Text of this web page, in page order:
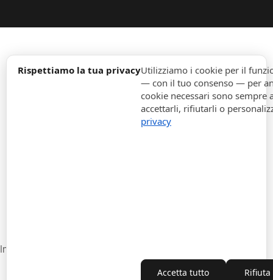
Rispettiamo la tua privacyUtilizziamo i cookie per il
— con il tuo consenso — per
cookie necessari sono
accettarli, rifiutarli o
privacy
Accetta tutto
expand_more
expand_more
Impostazioni cookie
Recesso dal contratto